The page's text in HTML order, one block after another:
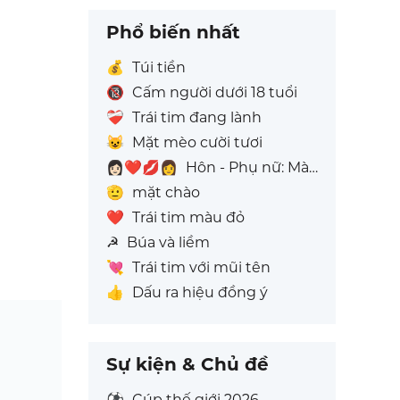
Phổ biến nhất
💰 Túi tiền
🔞 Cấm người dưới 18 tuổi
❤️‍🩹 Trái tim đang lành
😺 Mặt mèo cười tươi
👩🏻‍❤️‍💋‍👩
Hôn - Phụ nữ: Màu da sáng, Phụ nữ: Không Có Màu Da
🫡 mặt chào
❤️ Trái tim màu đỏ
☭ Búa và liềm
💘 Trái tim với mũi tên
👍
Dấu ra hiệu đồng ý
Sự kiện & Chủ đề